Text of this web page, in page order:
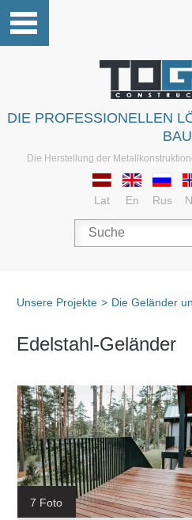
DIE PROFESSIONELLEN
BAU
Die Herstellung der
Lat En Rus
Unsere Projekte > Die Geländer
Edelstahl-Geländer
7 Foto